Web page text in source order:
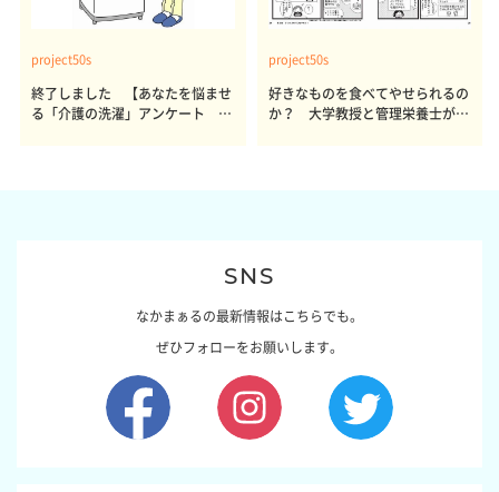
project50s
終了しました 【あなたを悩ませ
る「介護の洗濯」アンケート 体
project50s
好きなものを食べてやせられるの
か？ 大学教授と管理栄養士が出
SNS
なかまぁるの最新情報はこちらでも。
ぜひフォローをお願いします。